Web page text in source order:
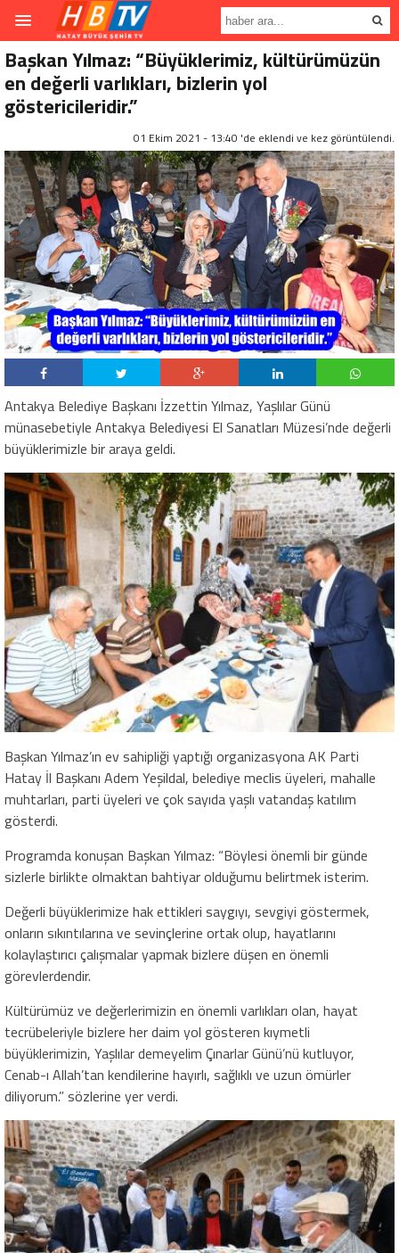
Başkan Yılmaz: “Büyüklerimiz, kültürümüzün
en değerli varlıkları, bizlerin yol
göstericileridir.”
01 Ekim 2021 - 13:40 'de eklendi ve kez görüntülendi.
Antakya Belediye Başkanı İzzettin Yılmaz, Yaşlılar Günü
münasebetiyle Antakya Belediyesi El Sanatları Müzesi’nde değerli
büyüklerimizle bir araya geldi.
Başkan Yılmaz’ın ev sahipliği yaptığı organizasyona AK Parti
Hatay İl Başkanı Adem Yeşildal, belediye meclis üyeleri, mahalle
muhtarları, parti üyeleri ve çok sayıda yaşlı vatandaş katılım
gösterdi.
Programda konuşan Başkan Yılmaz: “Böylesi önemli bir günde
sizlerle birlikte olmaktan bahtiyar olduğumu belirtmek isterim.
Değerli büyüklerimize hak ettikleri saygıyı, sevgiyi göstermek,
onların sıkıntılarına ve sevinçlerine ortak olup, hayatlarını
kolaylaştırıcı çalışmalar yapmak bizlere düşen en önemli
görevlerdendir.
Kültürümüz ve değerlerimizin en önemli varlıkları olan, hayat
tecrübeleriyle bizlere her daim yol gösteren kıymetli
büyüklerimizin, Yaşlılar demeyelim Çınarlar Günü’nü kutluyor,
Cenab-ı Allah’tan kendilerine hayırlı, sağlıklı ve uzun ömürler
diliyorum.” sözlerine yer verdi.